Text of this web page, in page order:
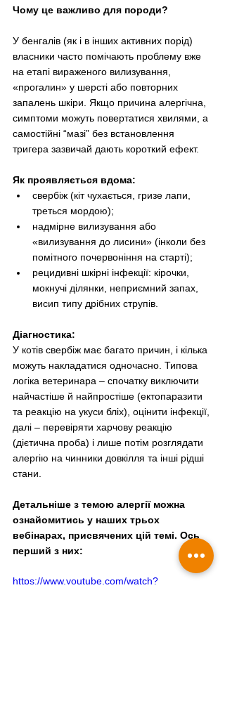
Чому це важливо для породи?
У бенгалів (як і в інших активних порід)
власники часто помічають проблему вже
на етапі вираженого вилизування,
«прогалин» у шерсті або повторних
запалень шкіри. Якщо причина алергічна,
симптоми можуть повертатися хвилями, а
самостійні “мазі” без встановлення
тригера зазвичай дають короткий ефект.
Як проявляється вдома:
свербіж (кiт чухається, гризе лапи,
треться мордою);
надмірне вилизування або
«вилизування до лисини» (інколи без
помітного почервоніння на старті);
рецидивні шкірні інфекції: кірочки,
мокнучі ділянки, неприємний запах,
висип типу дрібних струпів.
Діагностика:
У котів свербіж має багато причин, і кілька
можуть накладатися одночасно. Типова
логіка ветеринара – спочатку виключити
найчастіше й найпростіше (ектопаразити
та реакцію на укуси бліх), оцінити інфекції,
далі – перевіряти харчову реакцію
(дієтична проба) і лише потім розглядати
алергію на чинники довкілля та інші рідші
стани.
Детальніше з темою алергії можна
ознайомитись у наших трьох
вебінарах, присвячених цій темі. Ось
перший з них:
https://www.youtube.com/watch?